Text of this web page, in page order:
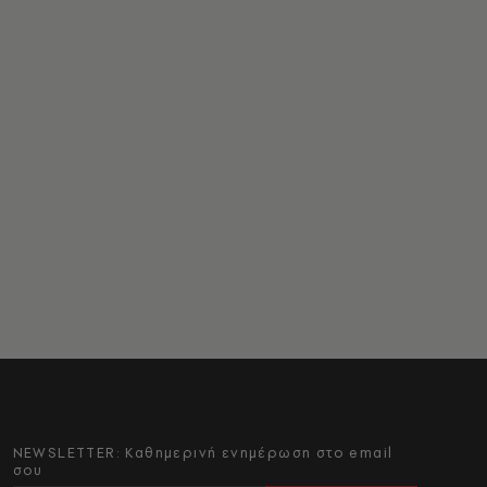
NEWSLETTER: Καθημερινή ενημέρωση στο email
σου